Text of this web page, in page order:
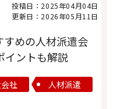
投稿日：2025年04月04日
更新日：2026年05月11日
すめの人材派遣会
イントも解説
社 人材派遣